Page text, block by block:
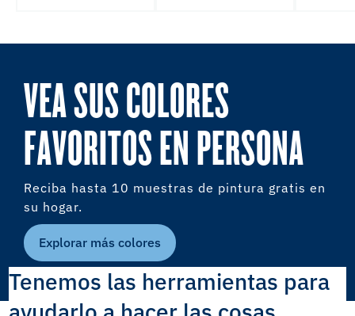
VEA SUS COLORES
FAVORITOS EN PERSONA
Reciba hasta 10 muestras de pintura gratis en
su hogar.
Explorar más colores
Tenemos las herramientas para